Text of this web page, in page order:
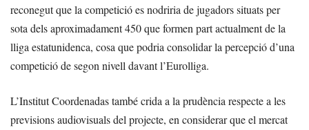
reconegut que la competició es nodriria de jugadors situats per
sota dels aproximadament 450 que formen part actualment de la
lliga estatunidenca, cosa que podria consolidar la percepció d’una
competició de segon nivell davant l’Eurolliga.
L’Institut Coordenadas també crida a la prudència respecte a les
previsions audiovisuals del projecte, en considerar que el mercat